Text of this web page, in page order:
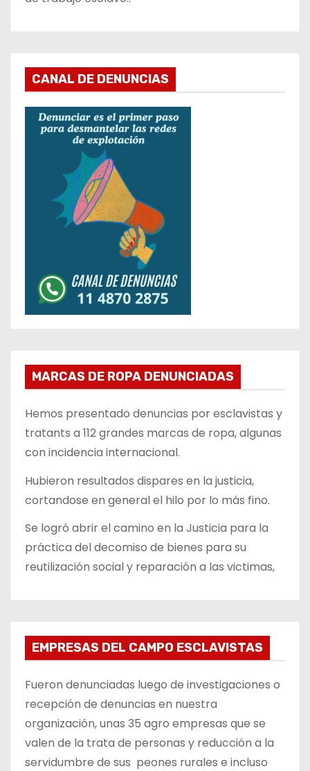
CANAL DE DENUNCIAS
MARCAS DE ROPA DENUNCIADAS
Hemos presentado denuncias por esclavistas y
tratants a 112 grandes marcas de ropa, algunas
con incidencia internacional.
Hubieron resultados dispares en la justicia,
cortandose en general el hilo por lo más fino.
Se logró abrir el camino en la Justicia para la
práctica del decomiso de bienes para su
reutilización social y reparación a las victimas,
EMPRESAS DEL CAMPO ESCLAVISTAS
Fueron denunciadas luego de investigaciones o
recepción de denuncias en nuestra
organización, unas 35 agro empresas que se
valen de la trata de personas y reducción a la
servidumbre de sus peones rurales e incluso